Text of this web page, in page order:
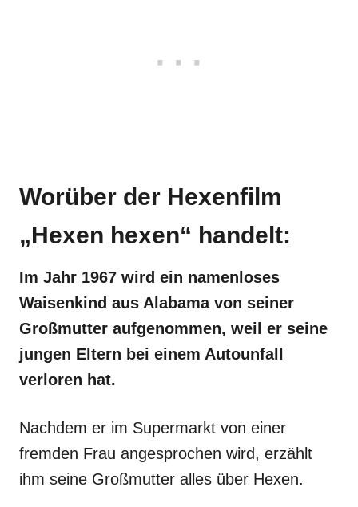
Worüber der Hexenfilm
„Hexen hexen“ handelt:
Im Jahr 1967 wird ein namenloses
Waisenkind aus Alabama von seiner
Großmutter aufgenommen, weil er seine
jungen Eltern bei einem Autounfall
verloren hat.
Nachdem er im Supermarkt von einer
fremden Frau angesprochen wird, erzählt
ihm seine Großmutter alles über Hexen.